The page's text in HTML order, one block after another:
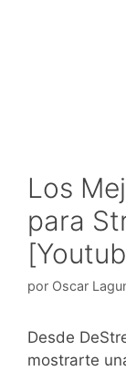
Los
para
por Oscar
Desde
mostrarte